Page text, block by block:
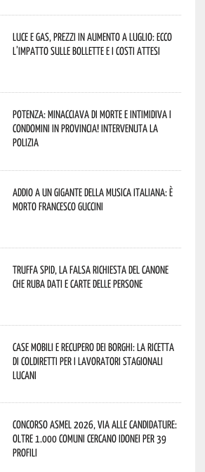
Luce e gas, prezzi in aumento a luglio: ecco
l’impatto sulle bollette e i costi attesi
Potenza: minacciava di morte e intimidiva i
condomini in provincia! Intervenuta la
Polizia
Addio a un gigante della musica italiana: è
morto Francesco Guccini
Truffa Spid, la falsa richiesta del canone
che ruba dati e carte delle persone
Case mobili e recupero dei borghi: la ricetta
di Coldiretti per i lavoratori stagionali
lucani
Concorso Asmel 2026, via alle candidature:
oltre 1.000 Comuni cercano idonei per 39
profili